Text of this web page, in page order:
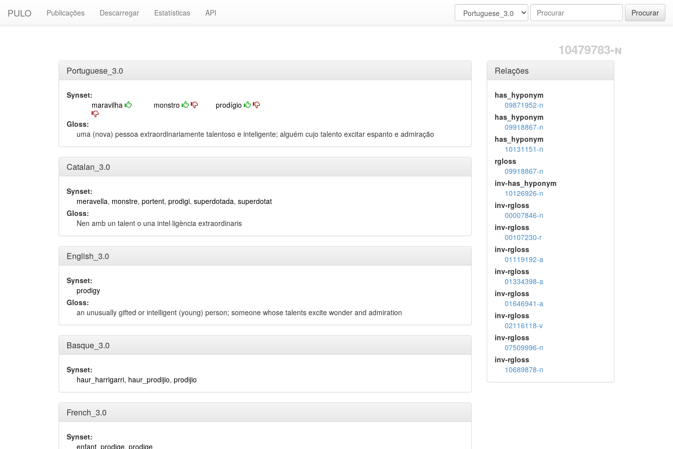
PULO Publicações Descarregar Estatísticas API Procurar
10479783-n
Portuguese_3.0
Synset:
maravilha
monstro
prodígio
Gloss:
uma (nova) pessoa extraordinariamente talentoso e inteligente; alguém cujo talento excitar espanto e admiração
Catalan_3.0
Synset:
meravella, monstre, portent, prodigi, superdotada, superdotat
Gloss:
Nen amb un talent o una intel·ligència extraordinaris
English_3.0
Synset:
prodigy
Gloss:
an unusually gifted or intelligent (young) person; someone whose talents excite wonder and admiration
Basque_3.0
Synset:
haur_harrigarri, haur_prodijio, prodijio
French_3.0
Synset:
enfant_prodige, prodige
Relações
has_hyponym
09871952-n
has_hyponym
09918867-n
has_hyponym
10131151-n
rgloss
09918867-n
inv-has_hyponym
10126926-n
inv-rgloss
00007846-n
inv-rgloss
00107230-r
inv-rgloss
01119192-a
inv-rgloss
01334398-a
inv-rgloss
01646941-a
inv-rgloss
02116118-v
inv-rgloss
07509996-n
inv-rgloss
10689878-n